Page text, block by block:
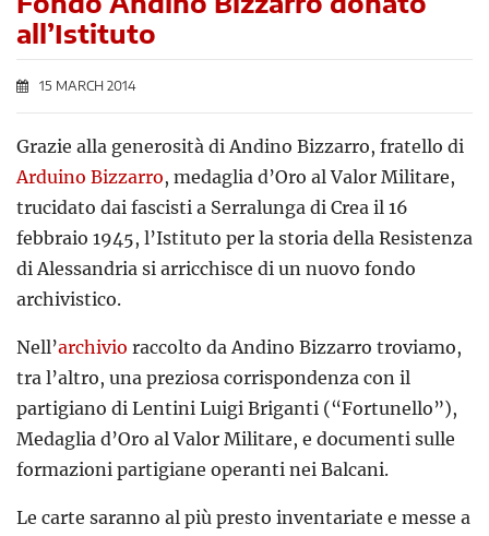
all’Istituto
15 MARCH 2014
Grazie alla generosità di Andino Bizzarro, fratello di
Arduino Bizzarro, medaglia d’Oro al Valor Militare,
trucidato dai fascisti a Serralunga di Crea il 16
febbraio 1945, l’Istituto per la storia della Resistenza
di Alessandria si arricchisce di un nuovo fondo
archivistico.
Nell’archivio raccolto da Andino Bizzarro troviamo,
tra l’altro, una preziosa corrispondenza con il
partigiano di Lentini Luigi Briganti (“Fortunello”),
Medaglia d’Oro al Valor Militare, e documenti sulle
formazioni partigiane operanti nei Balcani.
Le carte saranno al più presto inventariate e messe a